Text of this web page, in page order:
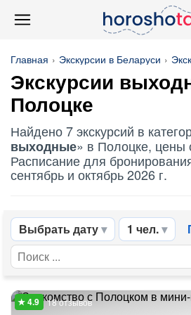
Главная Экскурсии в Беларуси
Экскурсии
Полоцке
Найдено 7 экскурсий в
выходные» в Полоцке, цены
Расписание для
сентябрь и октябрь 2026 г.
Выбрать дату 1 чел.
18 отзывов